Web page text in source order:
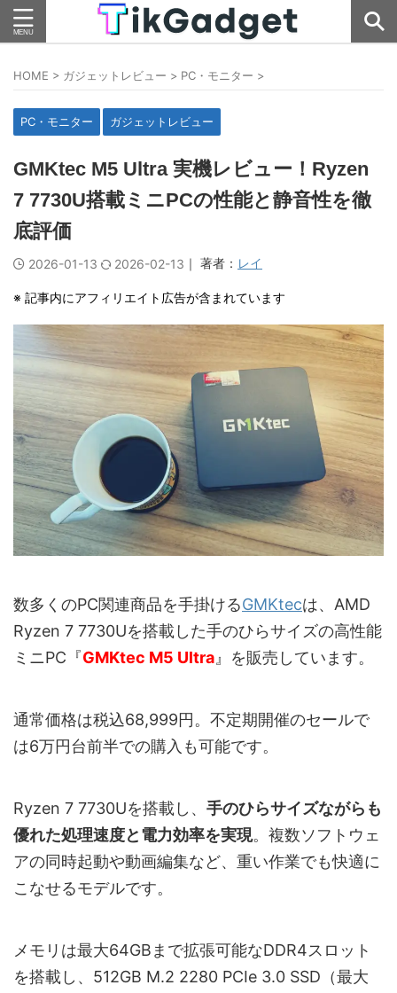
HOME > ガジェットレビュー > PC・モニター >
PC・モニター ガジェットレビュー
GMKtec M5 Ultra 実機レビュー！Ryzen
7 7730U搭載ミニPCの性能と静音性を徹
底評価
2026-01-13 2026-02-13 ｜ 著者： レイ
※ 記事内にアフィリエイト広告が含まれています
数多くのPC関連商品を手掛けるGMKtecは、AMD
Ryzen 7 7730Uを搭載した手のひらサイズの高性能
ミニPC『GMKtec M5 Ultra』を販売しています。
通常価格は税込68,999円。不定期開催のセールで
は6万円台前半での購入も可能です。
Ryzen 7 7730Uを搭載し、 手のひらサイズながらも
優れた処理速度と電力効率を実現。複数ソフトウェ
アの同時起動や動画編集など、重い作業でも快適に
こなせるモデルです。
メモリは最大64GBまで拡張可能なDDR4スロット
を搭載し、512GB M.2 2280 PCIe 3.0 SSD（最大